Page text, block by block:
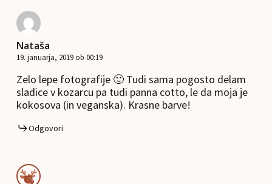
Nataša
19. januarja, 2019 ob 00:19
Zelo lepe fotografije 🙂 Tudi sama pogosto delam
sladice v kozarcu pa tudi panna cotto, le da moja je
kokosova (in veganska). Krasne barve!
Odgovori